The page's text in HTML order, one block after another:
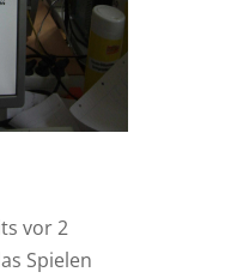
vor 2
Spielen